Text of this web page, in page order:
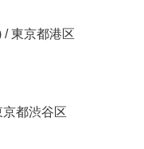
/ 東京都港区
都渋谷区